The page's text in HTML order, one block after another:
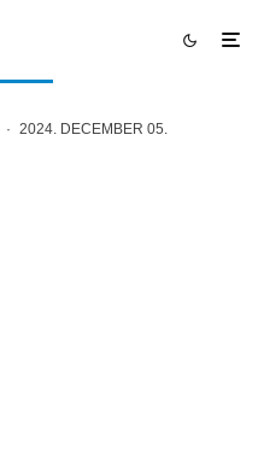
· 2024. DECEMBER 05.